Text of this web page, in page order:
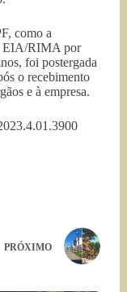
como a
EIA/RIMA por
foi postergada
o recebimento
e à empresa.
PRÓXIMO